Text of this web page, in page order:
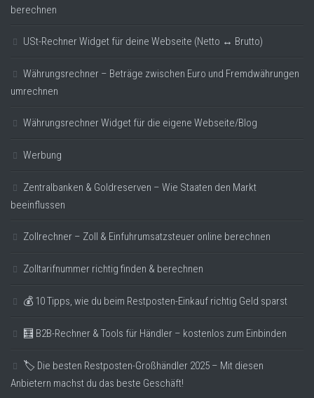
berechnen
USt-Rechner Widget für deine Webseite (Netto ↔ Brutto)
Währungsrechner – Beträge zwischen Euro und Fremdwährungen
umrechnen
Währungsrechner Widget für die eigene Webseite/Blog
Werbung
Zentralbanken & Goldreserven – Wie Staaten den Markt
beeinflussen
Zollrechner – Zoll & Einfuhrumsatzsteuer online berechnen
Zolltarifnummer richtig finden & berechnen
💰 10 Tipps, wie du beim Restposten-Einkauf richtig Geld sparst
🧮 B2B-Rechner & Tools für Händler – kostenlos zum Einbinden
🏷️ Die besten Restposten-Großhändler 2025 – Mit diesen
Anbietern machst du das beste Geschäft!